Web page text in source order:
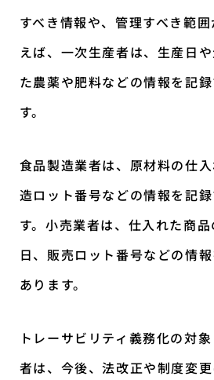
すべき情報や、管理すべき範
えば、一次生産者は、生産日
た農薬や肥料などの情報を記
す。
食品製造業者は、原材料の仕
造ロット番号などの情報を記
す。小売業者は、仕入れた商
日、販売ロット番号などの情
あります。
トレーサビリティ義務化の対
者は、今後、法改正や制度変